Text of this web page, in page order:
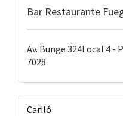
Bar Restaurante
Av. Bunge 324l ocal 4 -
7028
Cariló